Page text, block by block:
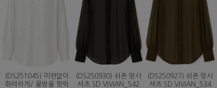
(DS251045) 미련없이
화려하게/ 물방울 핫픽
(DS250930) 쉬폰 망사
셔츠 SD VIVIAN_542
(DS250927) 쉬폰 망사
셔츠 SD VIVIAN_534